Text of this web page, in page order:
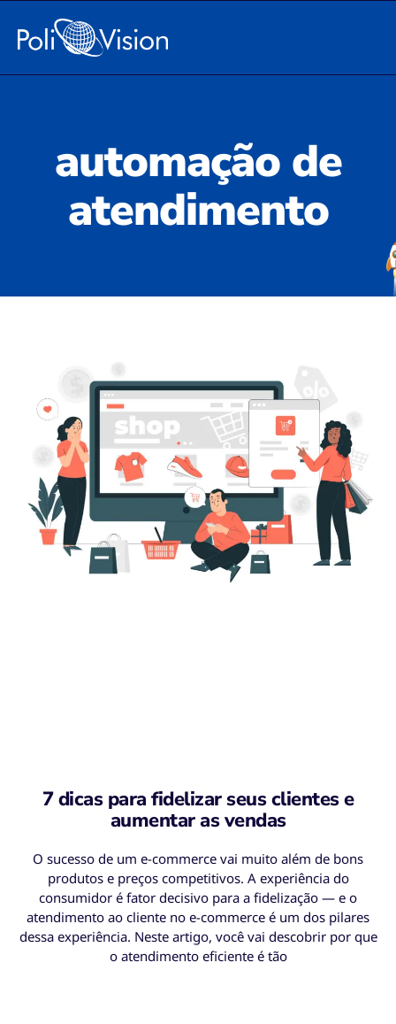
automação de
atendimento
7 dicas para fidelizar seus clientes e
aumentar as vendas
O sucesso de um e-commerce vai muito além de bons
produtos e preços competitivos. A experiência do
consumidor é fator decisivo para a fidelização — e o
atendimento ao cliente no e-commerce é um dos pilares
dessa experiência. Neste artigo, você vai descobrir por que
o atendimento eficiente é tão